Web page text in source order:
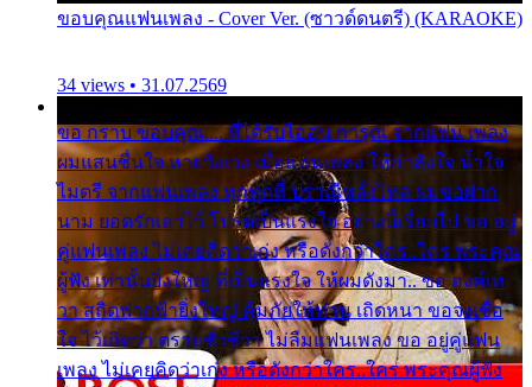
ขอบคุณแฟนเพลง - Cover Ver. (ซาวด์ดนตรี) (KARAOKE)
34 views • 31.07.2569
ขอ กราบ ขอบคุณ.... ที่ได้รับไออุ่น การุณ จากแฟน เพลง
ผมแสนชื่นใจ หายวังเวง เมื่อแฟนเพลง ให้กำลังใจ น้ำใจ
ไมตรี จากแฟนเพลง ทุกทุกที่ ปราณีหลั่งไหล ผมขอฝาก
นาม ยอดรักเอาไว้ โปรดเป็นแรงใจ อย่างนี้เรื่อยไป ขอ อยู่
คู่แฟนเพลง ไม่เคยคิดว่าเก่ง หรือดังกว่าใคร..ใคร พระคุณ
ผู้ฟัง เท่านั้นยิ่งใหญ่ ที่เป็นแรงใจ ให้ผมดังมา.. ขอ องค์เท
วา สถิตฟากฟ้ายิ่งใหญ่ คุ้มภัยให้ท่าน เถิดหนา ขอจงเชื่อ
ใจ ไว้เถิดว่า ตราบชั่วชีวา ไม่ลืมแฟนเพลง ขอ อยู่คู่แฟน
เพลง ไม่เคยคิดว่าเก่ง หรือดังกว่าใคร..ใคร พระคุณผู้ฟัง